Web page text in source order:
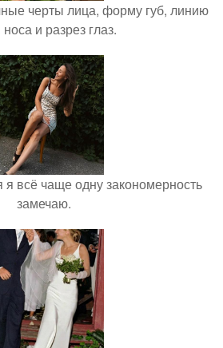
черты лица, форму губ, линию
носа и разрез глаз.
всё чаще одну закономерность
замечаю.